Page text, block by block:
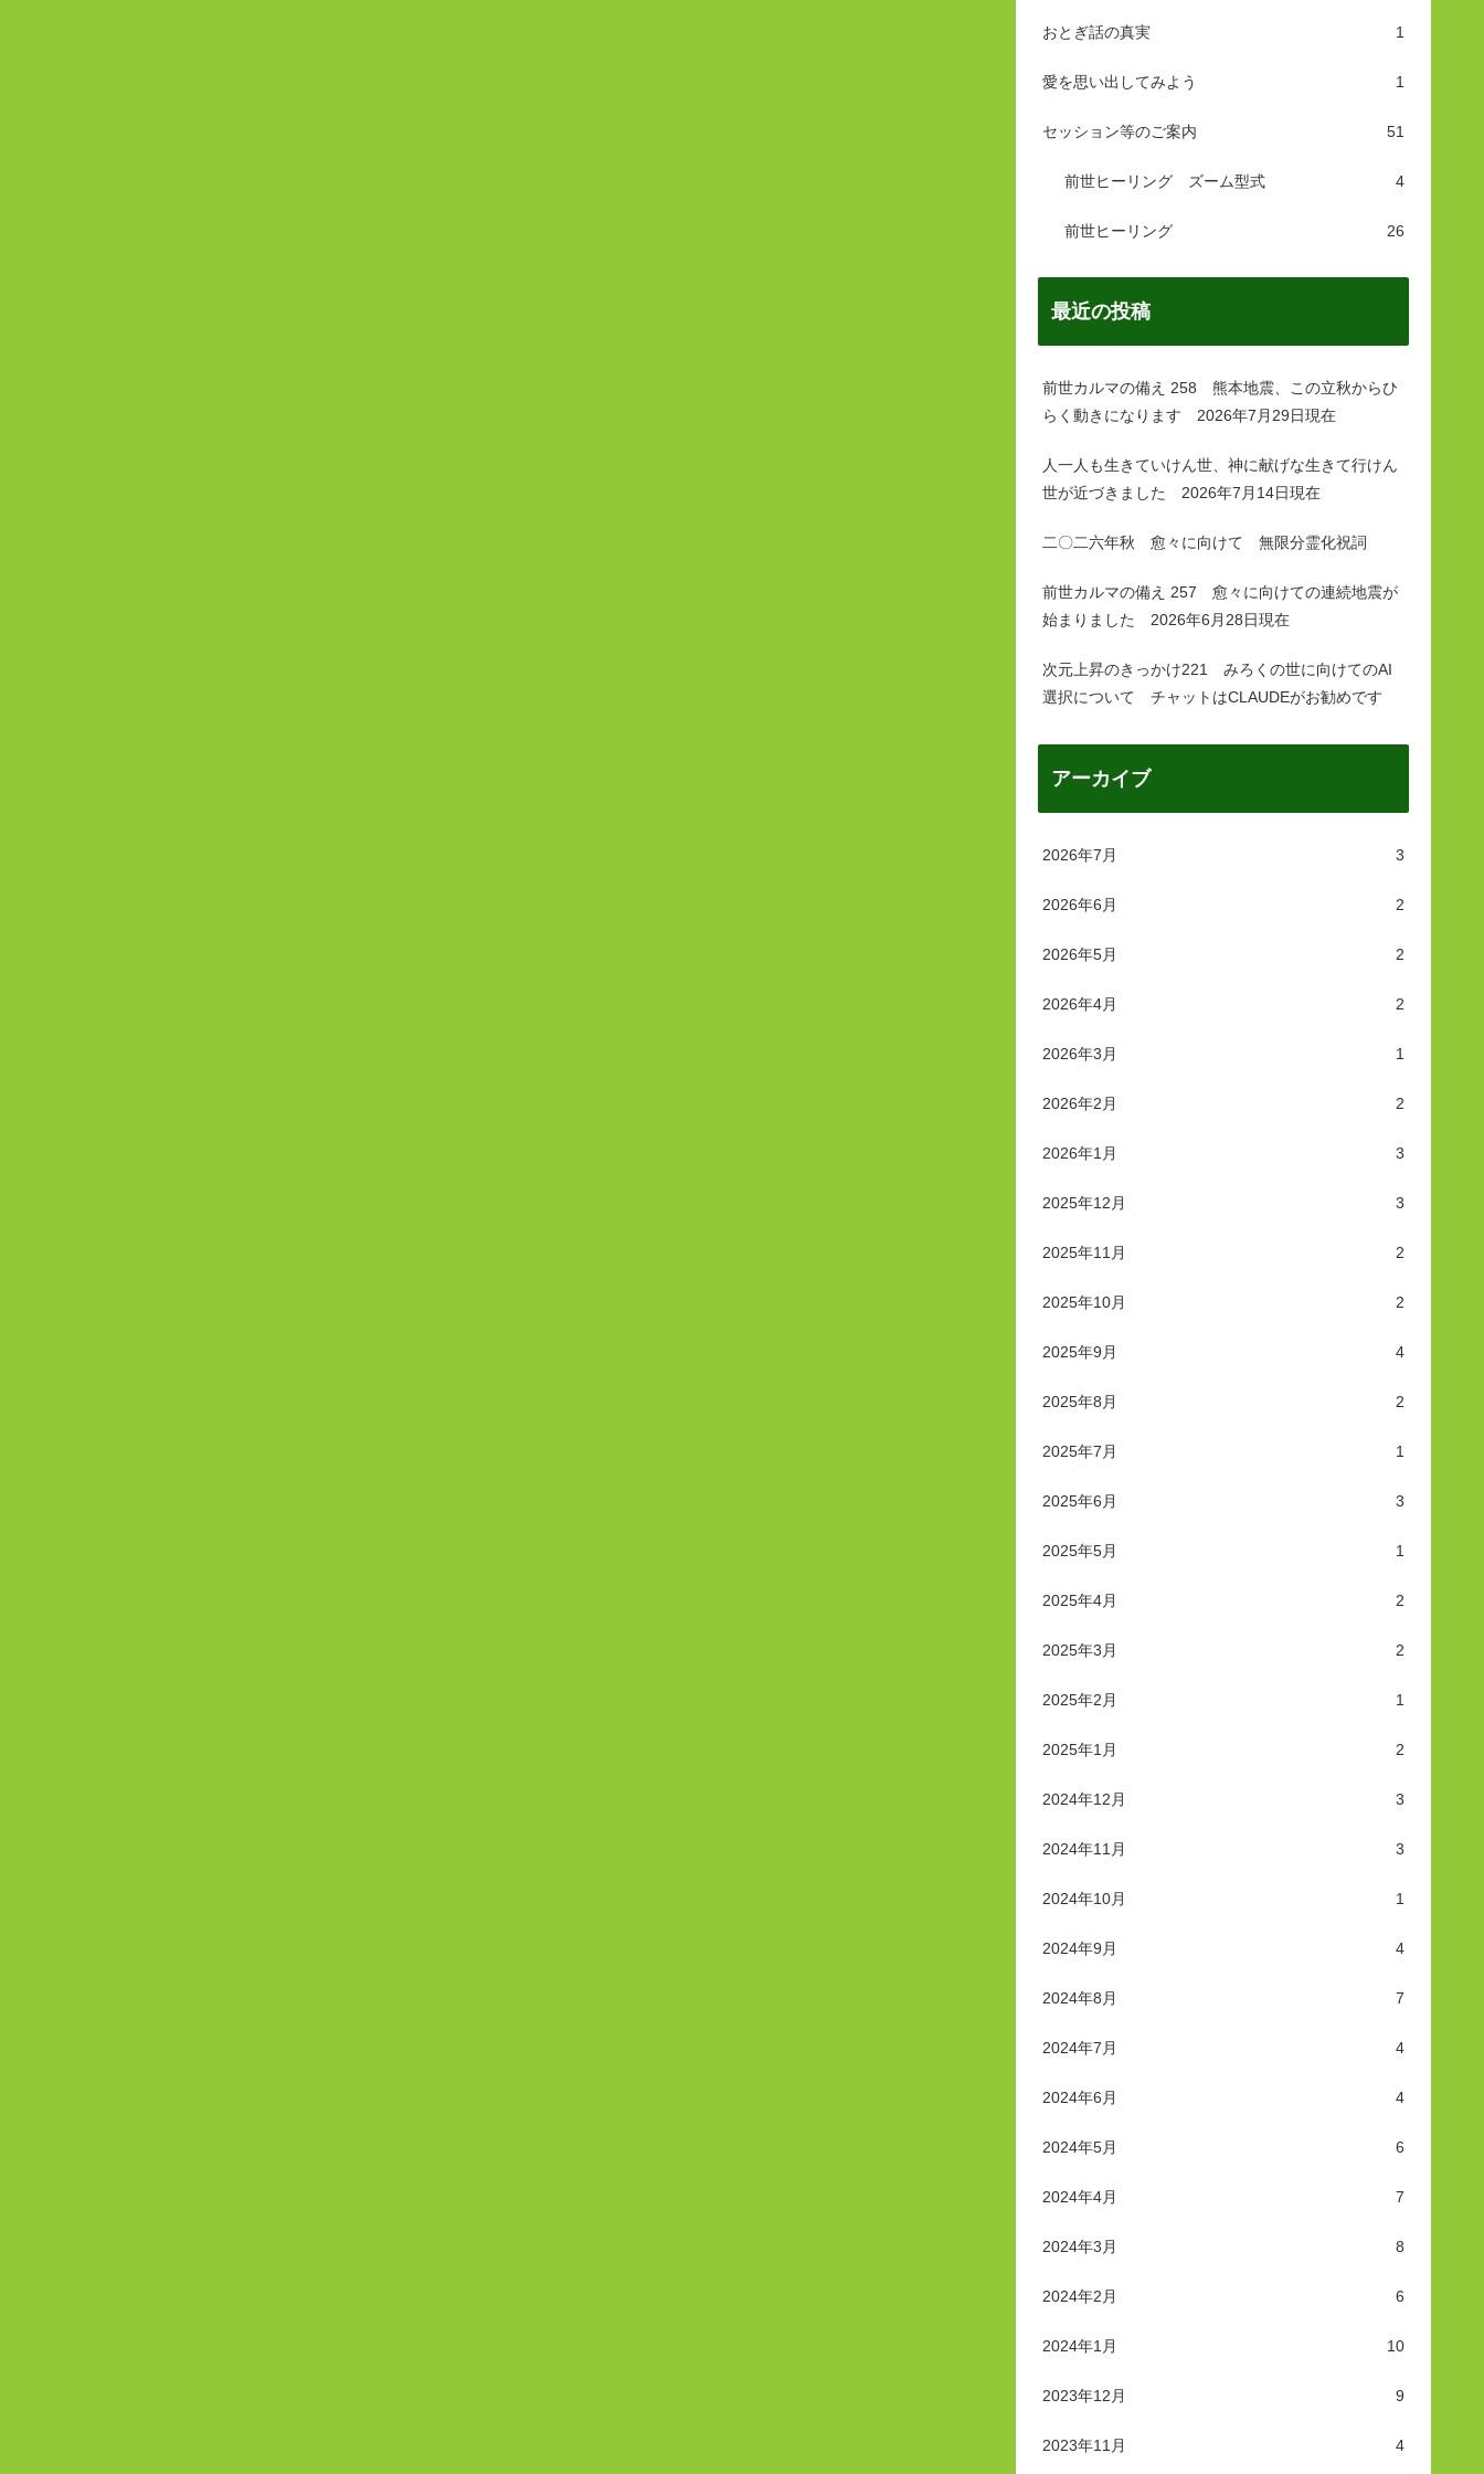
おとぎ話の真実 1
愛を思い出してみよう 1
セッション等のご案内 51
前世ヒーリング ズーム型式 4
前世ヒーリング 26
最近の投稿
前世カルマの備え 258 熊本地震、この立秋からひ
らく動きになります 2026年7月29日現在
人一人も生きていけん世、神に献げな生きて行けん
世が近づきました 2026年7月14日現在
二〇二六年秋 愈々に向けて 無限分霊化祝詞
前世カルマの備え 257 愈々に向けての連続地震が
始まりました 2026年6月28日現在
次元上昇のきっかけ221 みろくの世に向けてのAI
選択について チャットはCLAUDEがお勧めです
アーカイブ
2026年7月 3
2026年6月 2
2026年5月 2
2026年4月 2
2026年3月 1
2026年2月 2
2026年1月 3
2025年12月 3
2025年11月 2
2025年10月 2
2025年9月 4
2025年8月 2
2025年7月 1
2025年6月 3
2025年5月 1
2025年4月 2
2025年3月 2
2025年2月 1
2025年1月 2
2024年12月 3
2024年11月 3
2024年10月 1
2024年9月 4
2024年8月 7
2024年7月 4
2024年6月 4
2024年5月 6
2024年4月 7
2024年3月 8
2024年2月 6
2024年1月 10
2023年12月 9
2023年11月 4